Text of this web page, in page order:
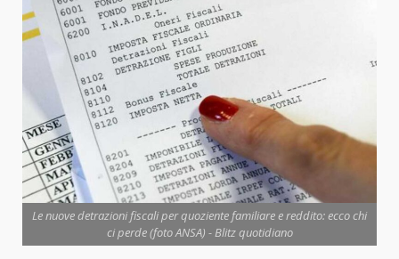
Le nuove detrazioni fiscali per quoziente familiare e reddito: ecco chi
ci perde (foto ANSA) - Blitz quotidiano